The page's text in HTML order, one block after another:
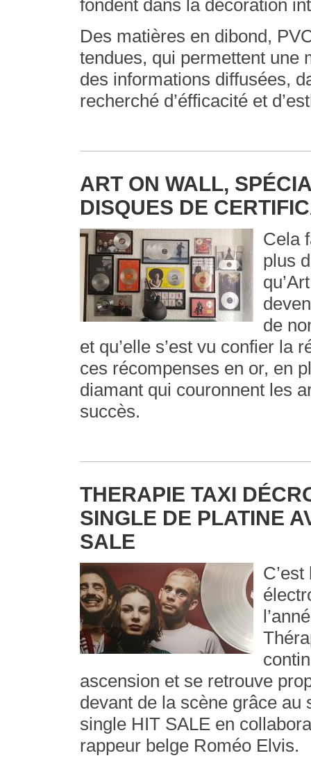
fondent dans la décoration
Des matières en dibond,
tendues, qui permettent une
des informations diffusées,
recherché d’éfficacité et
ART ON WALL,
DISQUES DE
Cela
plus
de
et qu’elle s’est vu confier la
ces récompenses en or, en
diamant qui couronnent les
succès.
THERAPIE TAXI
SINGLE DE PLATINE
SALE
ascension et se retrouve
devant de la scène grâce au
single HIT SALE en
rappeur belge Roméo Elvis.